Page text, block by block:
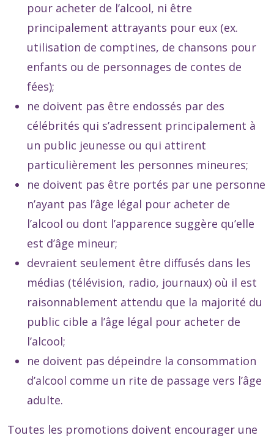
pour acheter de l’alcool, ni être
principalement attrayants pour eux (ex.
utilisation de comptines, de chansons pour
enfants ou de personnages de contes de
fées);
ne doivent pas être endossés par des
célébrités qui s’adressent principalement à
un public jeunesse ou qui attirent
particulièrement les personnes mineures;
ne doivent pas être portés par une personne
n’ayant pas l’âge légal pour acheter de
l’alcool ou dont l’apparence suggère qu’elle
est d’âge mineur;
devraient seulement être diffusés dans les
médias (télévision, radio, journaux) où il est
raisonnablement attendu que la majorité du
public cible a l’âge légal pour acheter de
l’alcool;
ne doivent pas dépeindre la consommation
d’alcool comme un rite de passage vers l’âge
adulte.
Toutes les promotions doivent encourager une